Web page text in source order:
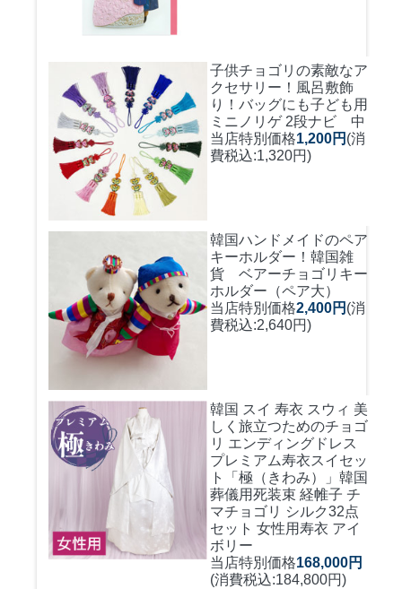
子供チョゴリの素敵なア
クセサリー！風呂敷飾
り！バッグにも子ども用
ミニノリゲ 2段ナビ 中
当店特別価格1,200円 (消
費税込:1,320円)
韓国ハンドメイドのペア
キーホルダー！ 韓国雑
貨 ベアーチョゴリキー
ホルダー（ペア大）
当店特別価格2,400円 (消
費税込:2,640円)
韓国 スイ 寿衣 スウィ 美
しく旅立つためのチョゴ
リ エンディングドレス
プレミアム寿衣スイセッ
ト「極（きわみ）」韓国
葬儀用死装束 経帷子 チ
マチョゴリ シルク32点
セット 女性用寿衣 アイ
ボリー
当店特別価格168,000円
(消費税込:184,800円)